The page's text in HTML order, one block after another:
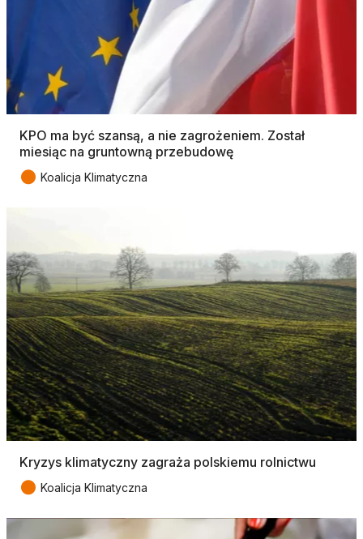
KPO ma być szansą, a nie zagrożeniem. Został
miesiąc na gruntowną przebudowę
● Koalicja Klimatyczna
Kryzys klimatyczny zagraża polskiemu rolnictwu
● Koalicja Klimatyczna